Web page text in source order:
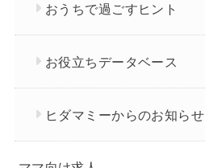
おうちで過ごすヒント
お役立ちデータベース
ヒダマミーからのお知らせ